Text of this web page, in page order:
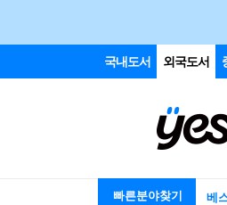
국내도서 외국도서
빠른분야찾기 베